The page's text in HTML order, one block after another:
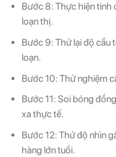
Bước 8: Thực hiện tinh
loạn thị.
Bước 9: Thử lại độ cầu
loạn.
Bước 10: Thử nghiệm
Bước 11: Soi bóng
xa thực tế.
Bước 12: Thử độ nhìn
hàng lớn tuổi.